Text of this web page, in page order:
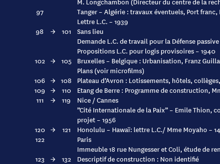
97
Tanger – Algérie : travaux éventuels, Port franc,
Lettre L.C. – 1939
98
→ 101
Sans lieu
Demande L.C. de travail pour la Défense
Propositions L.C. pour logis provisoires – 1940
102 → 105
Bruxelles – Belgique : Urbanisation, Franz
Plans (voir microfilms)
106 → 108
Plateau d’Avron : Lotissements, hôtels,
109 → 110
Etang de Berre : Programme de construction,
111
→ 119
Nice / Cannes
”Cité Internationale de la Paix” – Emile Thion,
projet – 1956
120 → 121
Honolulu – Hawaï: lettre L.C./ Mme Moyaho –
122
Paris
Immeuble 18 rue Nungesser et Coli, étude de
123
→ 132 Descriptif de construction : Non identifié